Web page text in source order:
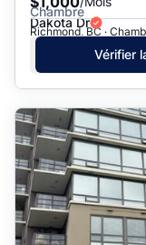
Chambre
Dakota Dr
Richmond, BC ·
Vérifier